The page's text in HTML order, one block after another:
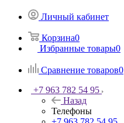
Личный кабинет
Корзина0
Избранные товары0
Сравнение товаров0
+7 963 782 54 95
Назад
Телефоны